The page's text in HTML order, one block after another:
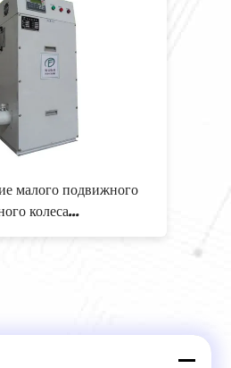
Небольшие дехумидифирс большой
емкости космоса сдержанные для
быстрой и легкой установки